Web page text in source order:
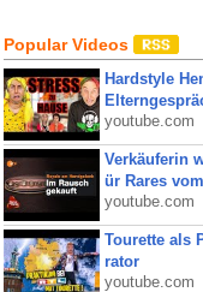
Popular Videos
Hardstyle
youtube.com
Verkäuferin
ür Rares
youtube.com
Tourette als
rator
youtube.com